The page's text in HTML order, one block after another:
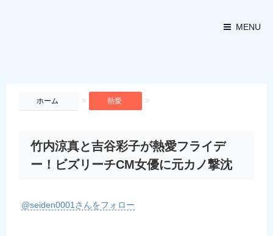
MENU
ホーム > 熱愛 >
竹内涼真と吉谷彩子が熱愛フライデ
ー！ビズリーチCM女優に元カノ撃沈
@seiden0001さんをフォロー